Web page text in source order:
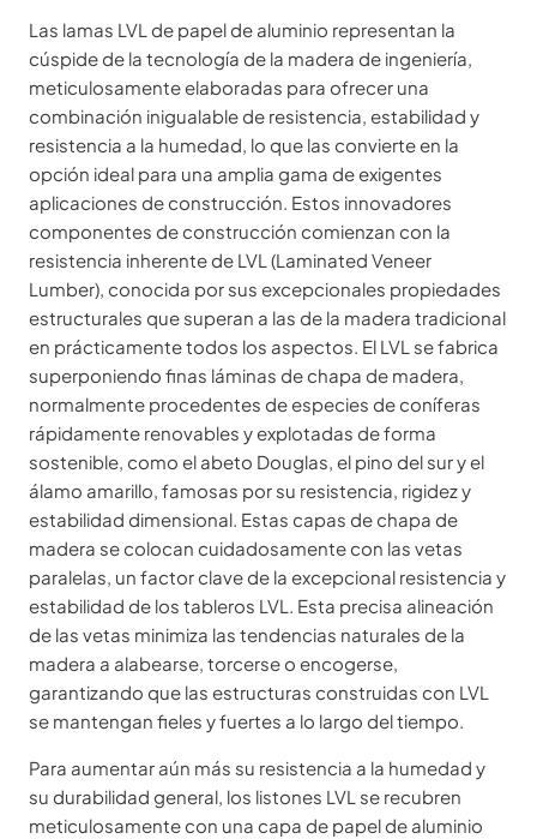
Las lamas LVL de papel de aluminio representan la
cúspide de la tecnología de la madera de ingeniería,
meticulosamente elaboradas para ofrecer una
combinación inigualable de resistencia, estabilidad y
resistencia a la humedad, lo que las convierte en la
opción ideal para una amplia gama de exigentes
aplicaciones de construcción. Estos innovadores
componentes de construcción comienzan con la
resistencia inherente de LVL (Laminated Veneer
Lumber), conocida por sus excepcionales propiedades
estructurales que superan a las de la madera tradicional
en prácticamente todos los aspectos. El LVL se fabrica
superponiendo finas láminas de chapa de madera,
normalmente procedentes de especies de coníferas
rápidamente renovables y explotadas de forma
sostenible, como el abeto Douglas, el pino del sur y el
álamo amarillo, famosas por su resistencia, rigidez y
estabilidad dimensional. Estas capas de chapa de
madera se colocan cuidadosamente con las vetas
paralelas, un factor clave de la excepcional resistencia y
estabilidad de los tableros LVL. Esta precisa alineación
de las vetas minimiza las tendencias naturales de la
madera a alabearse, torcerse o encogerse,
garantizando que las estructuras construidas con LVL
se mantengan fieles y fuertes a lo largo del tiempo.
Para aumentar aún más su resistencia a la humedad y
su durabilidad general, los listones LVL se recubren
meticulosamente con una capa de papel de aluminio